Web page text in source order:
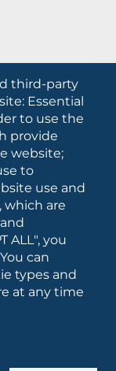
third-party
Essential
to use the
provide
website;
to
use and
which are
ALL", you
can
types and
at any time